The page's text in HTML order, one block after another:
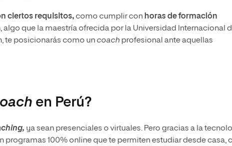
ciertos requisitos,como cumplir con horas de formación
algo que la maestría ofrecida por la Universidad Internacional
te posicionarás como uncoach profesional ante aquellas
en Perú?
ya sean presenciales o virtuales. Pero gracias a la
programas 100% online que te permiten estudiar desde casa,